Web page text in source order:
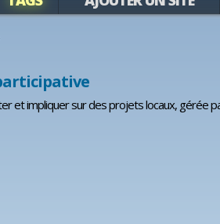
et impliquer sur des projets locaux, gérée